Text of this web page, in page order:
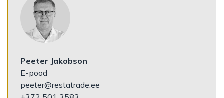
Peeter Jakobson
E-pood
peeter@restatrade.ee